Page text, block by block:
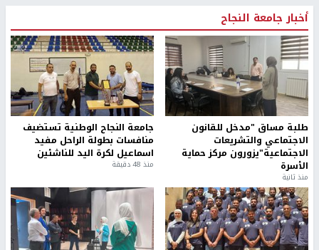
أخبار جامعة النجاح
طلبة مساق "مدخل للقانون
الاجتماعي والتشريعات
الاجتماعية"يزورون مركز حماية
الأسرة
منذ ثانية
جامعة النجاح الوطنية تستضيف
منافسات بطولة الراحل مفيد
اسماعيل لكرة اليد للناشئين
منذ 48 دقيقة